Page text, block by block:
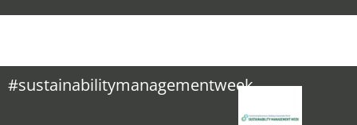
#sustainabilitymanagementweek